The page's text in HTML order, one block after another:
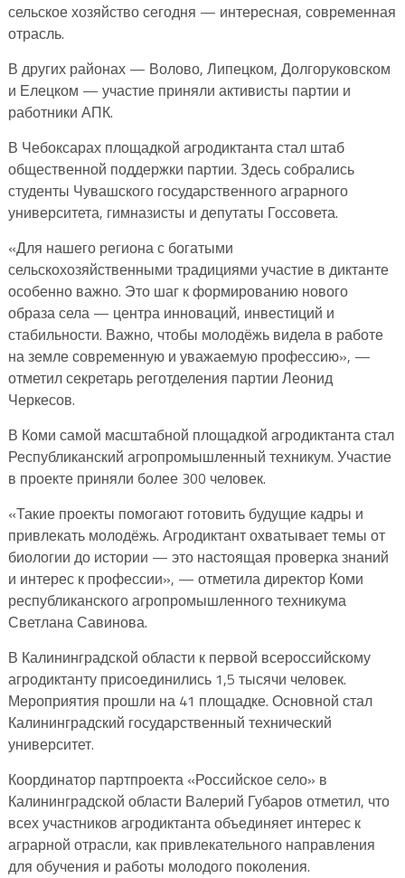
сельское хозяйство сегодня — интересная, современная
отрасль.
В других районах — Волово, Липецком, Долгоруковском
и Елецком — участие приняли активисты партии и
работники АПК.
В Чебоксарах площадкой агродиктанта стал штаб
общественной поддержки партии. Здесь собрались
студенты Чувашского государственного аграрного
университета, гимназисты и депутаты Госсовета.
«Для нашего региона с богатыми
сельскохозяйственными традициями участие в диктанте
особенно важно. Это шаг к формированию нового
образа села — центра инноваций, инвестиций и
стабильности. Важно, чтобы молодёжь видела в работе
на земле современную и уважаемую профессию», —
отметил секретарь реготделения партии Леонид
Черкесов.
В Коми самой масштабной площадкой агродиктанта стал
Республиканский агропромышленный техникум. Участие
в проекте приняли более 300 человек.
«Такие проекты помогают готовить будущие кадры и
привлекать молодёжь. Агродиктант охватывает темы от
биологии до истории — это настоящая проверка знаний
и интерес к профессии», — отметила директор Коми
республиканского агропромышленного техникума
Светлана Савинова.
В Калининградской области к первой всероссийскому
агродиктанту присоединились 1,5 тысячи человек.
Мероприятия прошли на 41 площадке. Основной стал
Калининградский государственный технический
университет.
Координатор партпроекта «Российское село» в
Калининградской области Валерий Губаров отметил, что
всех участников агродиктанта объединяет интерес к
аграрной отрасли, как привлекательного направления
для обучения и работы молодого поколения.